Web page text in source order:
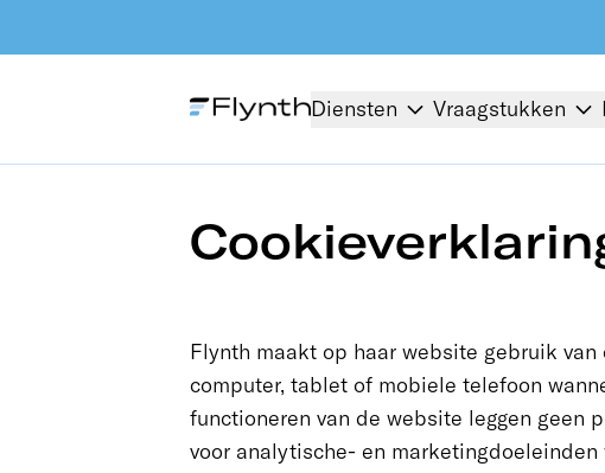
Diensten Vraagstukken
Flynth maakt op haar website gebruik
computer, tablet of mobiele telefoon
functioneren van de website leggen geen
voor analytische- en